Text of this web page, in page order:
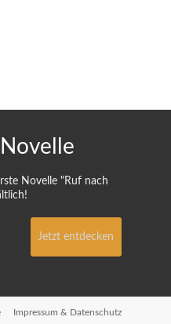
Novelle "Ruf nach
Jetzt entdecken
Impressum & Datenschutz